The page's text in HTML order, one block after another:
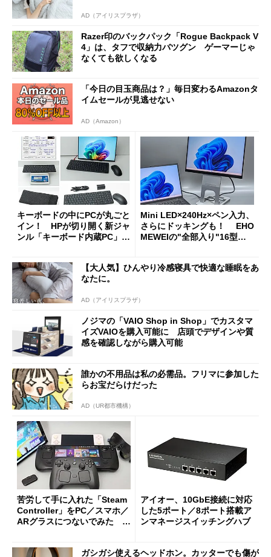
AD（アイリスプラザ）
Razer印のバックパック「Rogue Backpack V
4」は、タフで収納力バツグン ゲーマーじゃ
なくても欲しくなる
「今日の目玉商品は？」毎日変わるAmazonタ
イムセールが見逃せない
AD（Amazon）
キーボードの中にPCが丸ごと
イン！ HPが切り開く新ジャ
ンル「キーボード内蔵PC」の
Mini LED×240Hz×ペン入力、
さらにドッキングも！ EHO
MEWEIの"全部入り"16型モ
【大人気】ひんやり冷感寝具で快適な睡眠をあ
なたに。
AD（アイリスプラザ）
ノジマの「VAIO Shop in Shop」でカスタマ
イズVAIOを購入可能に 店頭でデザインや質
感を確認しながら購入可能
誰かの不用品は私の必需品。フリマに参加した
らお宝だらけだった
AD（UR都市機構）
苦労して手に入れた「Steam
Controller」をPC／スマホ／
ARグラスにつないでみた ゲ
アイオー、10GbE接続に対応
した5ポート／8ポート搭載ア
ンマネージスイッチングハブ
ガシガシ使えるヘッドホン。カッターでも傷が